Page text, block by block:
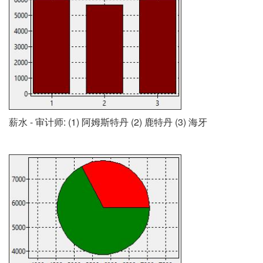
薪水 - 审计师: (1) 阿姆斯特丹 (2) 鹿特丹 (3) 海牙